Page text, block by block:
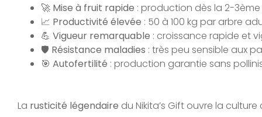
🚀 Mise à fruit rapide : production dès la 2-
📈 Productivité élevée : 50 à 100 kg par arbre
💪 Vigueur remarquable : croissance rapide et
🛡️ Résistance maladies : très peu sensible aux
🎯 Autofertilité : production garantie sans
La rusticité légendaire du Nikita’s Gift ouvre la